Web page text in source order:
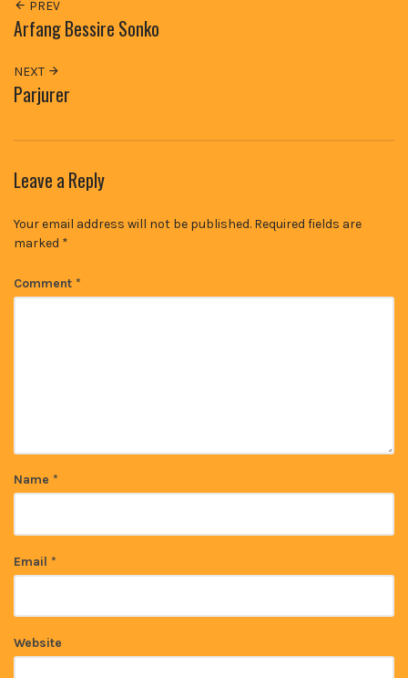
PREV
Arfang Bessire Sonko
NEXT
Parjurer
Leave a Reply
Your email address will not be published. Required fields are
marked *
Comment *
Name *
Email *
Website